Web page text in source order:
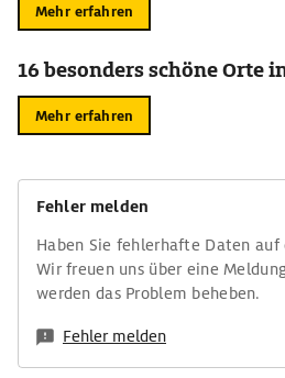
Mehr erfahren
16 besonders schöne Orte
Mehr erfahren
Fehler melden
Haben Sie fehlerhafte Daten
Wir freuen uns über eine
werden das Problem beheben.
Fehler melden